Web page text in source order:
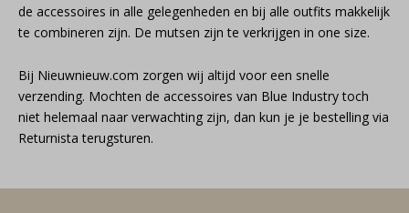
de accessoires in alle gelegenheden en bij alle outfits makkelijk
te combineren zijn. De mutsen zijn te verkrijgen in one size.
Bij Nieuwnieuw.com zorgen wij altijd voor een snelle
verzending. Mochten de accessoires van Blue Industry toch
niet helemaal naar verwachting zijn, dan kun je je bestelling via
Returnista terugsturen.